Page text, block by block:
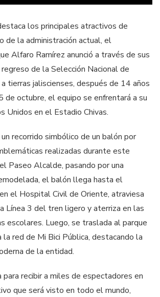
los principales atractivos de
de la administración actual, el
Alfaro Ramírez anunció a través de sus
de la Selección Nacional de
tierras jaliscienses, después de 14 años
de octubre, el equipo se enfrentará a su
Unidos en el Estadio Chivas.
recorrido simbólico de un balón por
realizadas durante este
Paseo Alcalde, pasando por una
el balón llega hasta el
el Hospital Civil de Oriente, atraviesa
Línea 3 del tren ligero y aterriza en las
escolares. Luego, se traslada al parque
la red de Mi Bici Pública, destacando la
de la entidad.
para recibir a miles de espectadores en
que será visto en todo el mundo,